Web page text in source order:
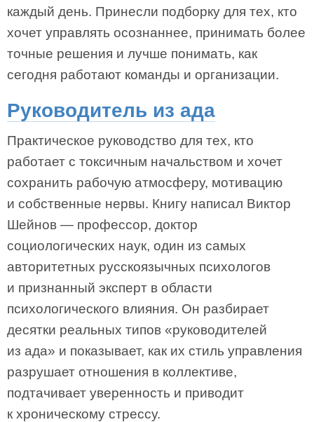
каждый день. Принесли подборку для тех, кто
хочет управлять осознаннее, принимать более
точные решения и лучше понимать, как
сегодня работают команды и организации.
Руководитель из ада
Практическое руководство для тех, кто
работает с токсичным начальством и хочет
сохранить рабочую атмосферу, мотивацию
и собственные нервы. Книгу написал Виктор
Шейнов — профессор, доктор
социологических наук, один из самых
авторитетных русскоязычных психологов
и признанный эксперт в области
психологического влияния. Он разбирает
десятки реальных типов «руководителей
из ада» и показывает, как их стиль управления
разрушает отношения в коллективе,
подтачивает уверенность и приводит
к хроническому стрессу.